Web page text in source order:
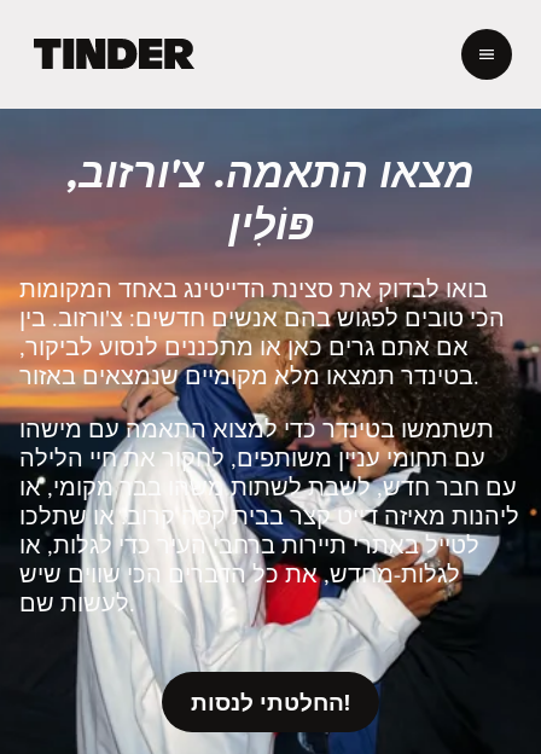
ת
י
נ
ד
ר
מצאו התאמה. צ'ורזוב,
פּוֹלִין
בואו לבדוק את סצינת הדייטינג באחד המקומות
הכי טובים לפגוש בהם אנשים חדשים: צ'ורזוב. בין
אם אתם גרים כאן או מתכננים לנסוע לביקור,
בטינדר תמצאו מלא מקומיים שנמצאים באזור.
תשתמשו בטינדר כדי למצוא התאמה עם מישהו
עם תחומי עניין משותפים, לחקור את חיי הלילה
עם חבר חדש, לשבת לשתות משהו בבר מקומי, או
ליהנות מאיזה דייט קצר בבית קפה קרוב. או שתלכו
לטייל באתרי תיירות ברחבי העיר כדי לגלות, או
לגלות‑מחדש, את כל הדברים הכי שווים שיש
לעשות שם.
החלטתי לנסות!